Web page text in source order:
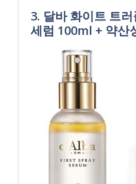
3. 달바 화이트 트
세럼 100ml + 약산